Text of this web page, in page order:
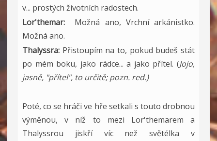
v... prostých životních radostech.
Lor'themar:
Možná ano, Vrchní arkánistko.
Možná ano.
Thalyssra: Přistoupím na to, pokud budeš stát
po mém boku, jako rádce... a jako přítel. (Jojo,
jasně, "přítel", to určitě; pozn. red.)
Poté, co se hráči ve hře setkali s touto drobnou
výměnou, v níž to mezi Lor'themarem a
Thalyssrou jiskří víc než světélka v